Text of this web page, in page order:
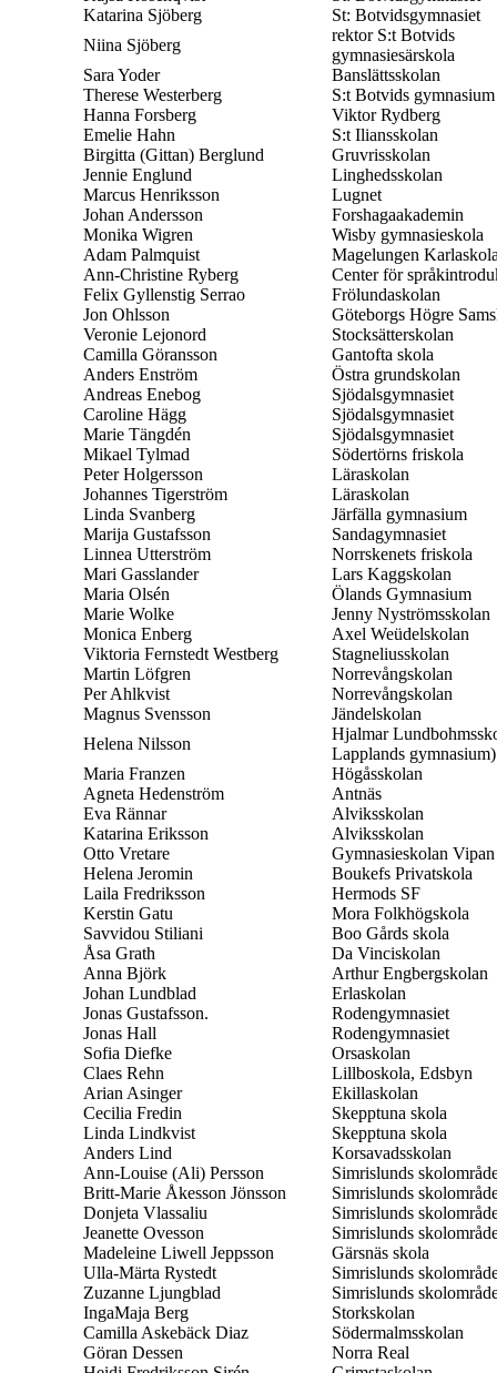
Katarina Sjöberg
St: Botvidsgymnasiet
Niina Sjöberg
rektor S:t Botvids
gymnasiesärskola
Sara Yoder
Banslättsskolan
Therese Westerberg
S:t Botvids gymnasium
Hanna Forsberg
Viktor Rydberg
Emelie Hahn
S:t Iliansskolan
Birgitta (Gittan) Berglund
Gruvrisskolan
Jennie Englund
Linghedsskolan
Marcus Henriksson
Lugnet
Johan Andersson
Forshagaakademin
Monika Wigren
Wisby gymnasieskola
Adam Palmquist
Magelungen
Ann-Christine Ryberg
Center för
Felix Gyllenstig Serrao
Frölundaskolan
Jon Ohlsson
Göteborgs Högre
Veronie Lejonord
Stocksätterskolan
Camilla Göransson
Gantofta skola
Anders Enström
Östra grundskolan
Andreas Enebog
Sjödalsgymnasiet
Caroline Hägg
Sjödalsgymnasiet
Marie Tängdén
Sjödalsgymnasiet
Mikael Tylmad
Södertörns friskola
Peter Holgersson
Läraskolan
Johannes Tigerström
Läraskolan
Linda Svanberg
Järfälla gymnasium
Marija Gustafsson
Sandagymnasiet
Linnea Utterström
Norrskenets friskola
Mari Gasslander
Lars Kaggskolan
Maria Olsén
Ölands Gymnasium
Marie Wolke
Jenny Nyströmsskolan
Monica Enberg
Axel Weüdelskolan
Viktoria Fernstedt Westberg
Stagneliusskolan
Martin Löfgren
Norrevångskolan
Per Ahlkvist
Norrevångskolan
Magnus Svensson
Jändelskolan
Helena Nilsson
Hjalmar
Lapplands gymnasium)
Maria Franzen
Högåsskolan
Agneta Hedenström
Antnäs
Eva Rännar
Alviksskolan
Katarina Eriksson
Alviksskolan
Otto Vretare
Gymnasieskolan Vipan
Helena Jeromin
Boukefs Privatskola
Laila Fredriksson
Hermods SF
Kerstin Gatu
Mora Folkhögskola
Savvidou Stiliani
Boo Gårds skola
Åsa Grath
Da Vinciskolan
Anna Björk
Arthur Engbergskolan
Johan Lundblad
Erlaskolan
Jonas Gustafsson.
Rodengymnasiet
Jonas Hall
Rodengymnasiet
Sofia Diefke
Orsaskolan
Claes Rehn
Lillboskola, Edsbyn
Arian Asinger
Ekillaskolan
Cecilia Fredin
Skepptuna skola
Linda Lindkvist
Skepptuna skola
Anders Lind
Korsavadsskolan
Ann-Louise (Ali) Persson
Simrislunds
Britt-Marie Åkesson Jönsson
Simrislunds
Donjeta Vlassaliu
Simrislunds
Jeanette Ovesson
Simrislunds
Madeleine Liwell Jeppsson
Gärsnäs skola
Ulla-Märta Rystedt
Simrislunds
Zuzanne Ljungblad
Simrislunds
IngaMaja Berg
Storkskolan
Camilla Askebäck Diaz
Södermalmsskolan
Göran Dessen
Norra Real